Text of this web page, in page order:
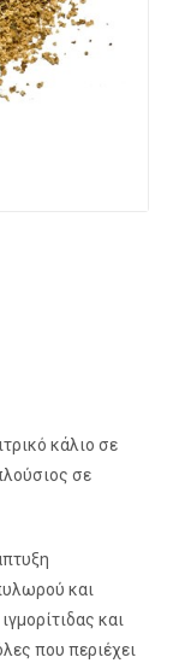
κάλιο σε
σε
και
και
που περιέχει